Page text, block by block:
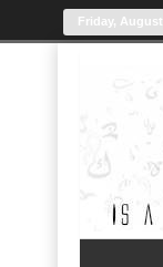
Friday,